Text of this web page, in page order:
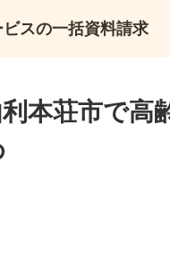
ビスの一括資料請求
本荘市で高